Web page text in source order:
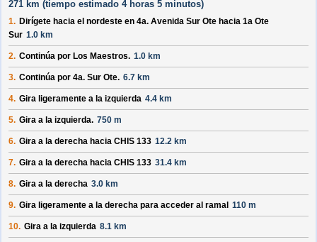
271 km (tiempo estimado 4 horas 5 minutos)
1. Dirígete hacia el nordeste en 4a. Avenida Sur Ote hacia 1a Ote
Sur 1.0 km
2. Continúa por Los Maestros. 1.0 km
3. Continúa por 4a. Sur Ote. 6.7 km
4. Gira ligeramente a la izquierda 4.4 km
5. Gira a la izquierda. 750 m
6. Gira a la derecha hacia CHIS 133 12.2 km
7. Gira a la derecha hacia CHIS 133 31.4 km
8. Gira a la derecha 3.0 km
9. Gira ligeramente a la derecha para acceder al ramal 110 m
10. Gira a la izquierda 8.1 km